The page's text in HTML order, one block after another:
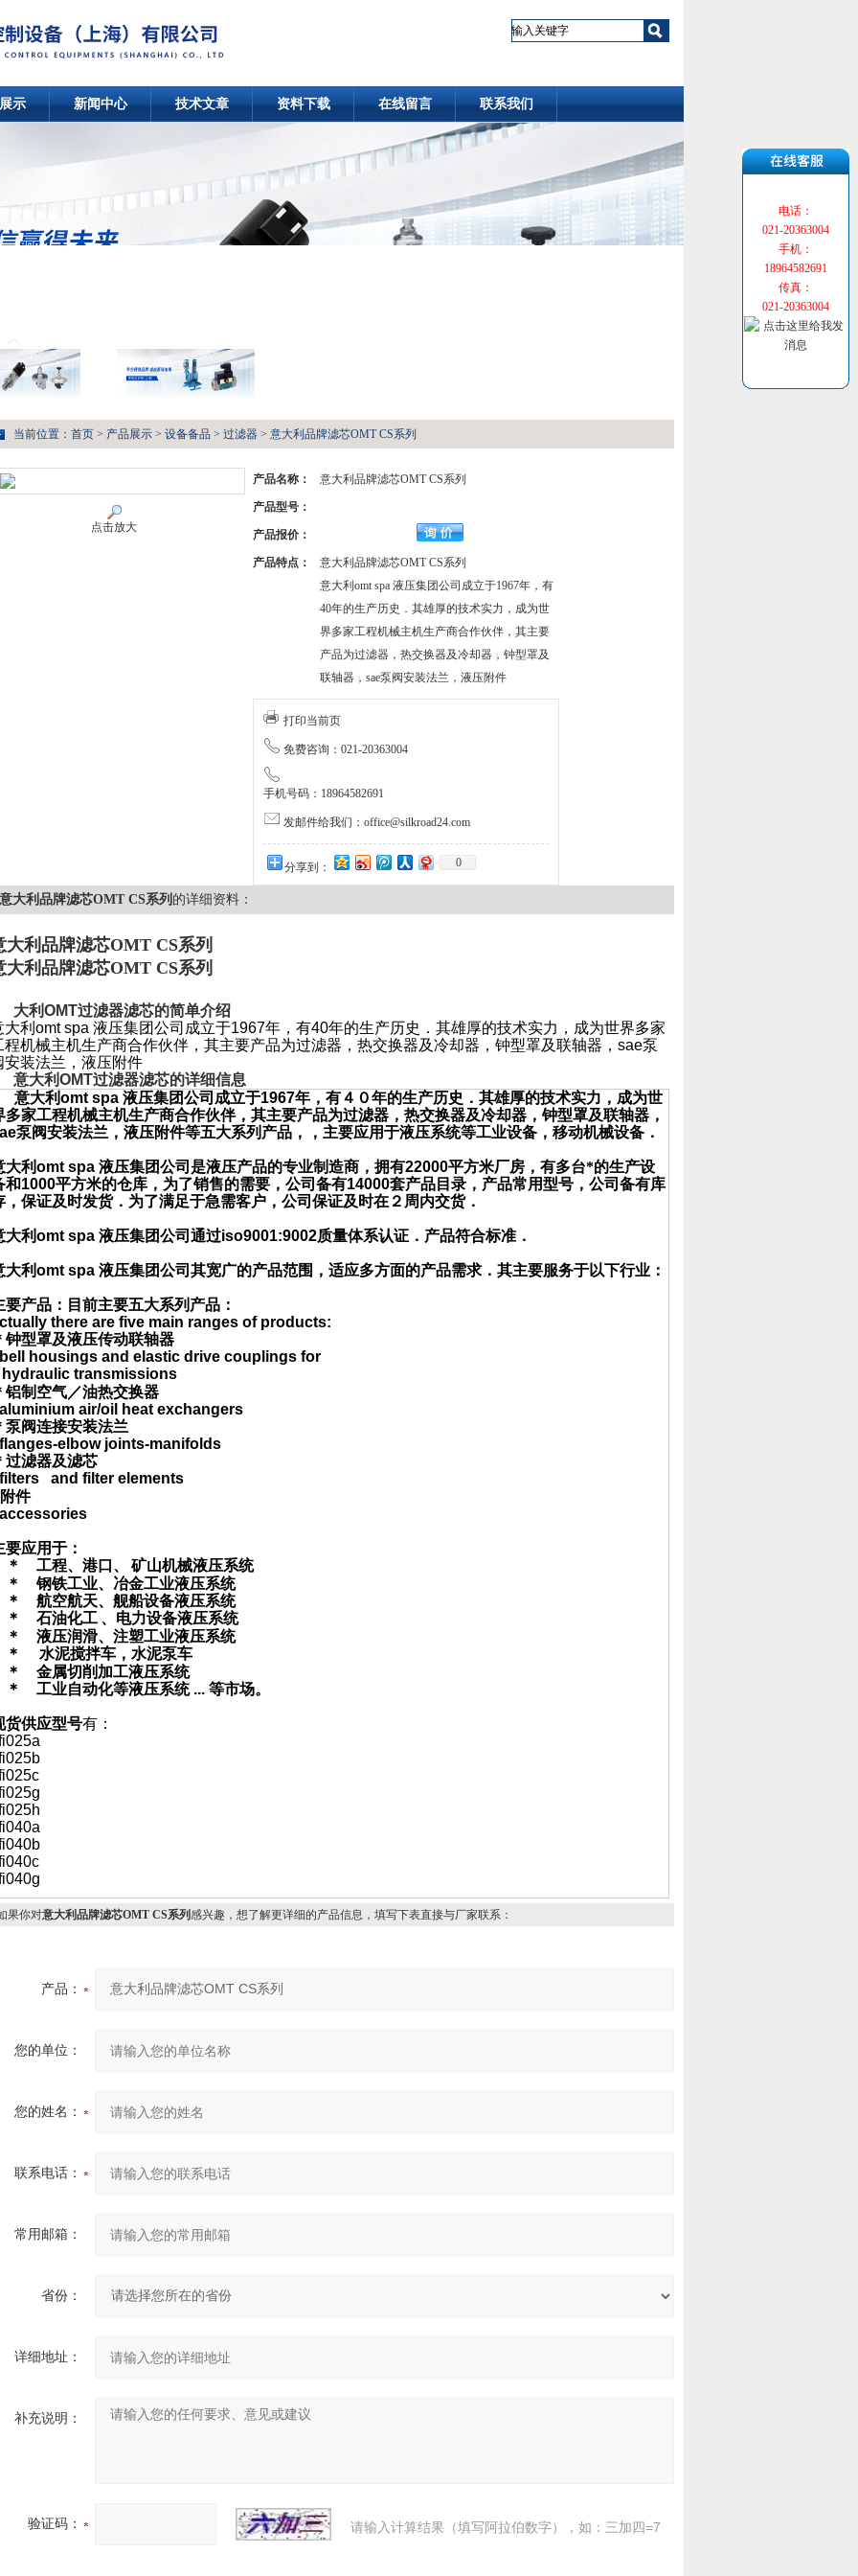
示 新闻中心 技术文章 资料下载 在线留言 联系我们
当前位置： 首页 > 产品展示 > 设备备品 > 过滤器 > 意大利品牌滤芯OMT CS系列
点击放大
产品名称： 意大利品牌滤芯OMT CS系列
产品型号：
产品报价：
产品特点：
意大利品牌滤芯OMT CS系列
意大利omt spa 液压集团公司成立于1967年，有
40年的生产历史．其雄厚的技术实力，成为世
界多家工程机械主机生产商合作伙伴，其主要
产品为过滤器，热交换器及冷却器，钟型罩及
联轴器，sae泵阀安装法兰，液压附件
打印当前页
免费咨询：021-20363004
手机号码：18964582691
发邮件给我们：office@silkroad24.com
分享到： 0
意大利品牌滤芯OMT CS系列 的详细资料：
大利品牌滤芯OMT CS系列
大利品牌滤芯OMT CS系列
大利OMT过滤器滤芯的简单介绍
大利 omt spa 液压集团公司成立于1967年，有40年的生产历史．其雄厚的技术实力，成为世界多家
程机械主机生产商合作伙伴，其主要产品为过滤器，热交换器及冷却器，钟型罩及联轴器， sae泵
安装法兰，液压附件
意大利OMT过滤器滤芯的详细信息
意大利omt spa 液压集团公司成立于1967年，有４０年的生产历史．其雄厚的技术实力，成为世
多家工程机械主机生产商合作伙伴，其主要产品为过滤器，热交换器及冷却器，钟型罩及联轴器，
泵阀安装法兰，液压附件等五大系列产品，，主要应用于液压系统等工业设备，移动机械设备．
大利omt spa 液压集团公司是液压产品的专业制造商，拥有22000平方米厂房，有多台*的生产设
和1000平方米的仓库，为了销售的需要，公司备有14000套产品目录，产品常用型号，公司备有库
，保证及时发货．为了满足于急需客户，公司保证及时在２周内交货．
大利omt spa 液压集团公司通过iso9001:9002质量体系认证．产品符合标准．
大利omt spa 液压集团公司其宽广的产品范围，适应多方面的产品需求．其主要服务于以下行业：
要产品：目前主要五大系列产品：
there are five main ranges of products:
钟型罩及液压传动联轴器
housings and elastic drive couplings for
hydraulic transmissions
铝制空气／油热交换器
air/oil heat exchangers
泵阀连接安装法兰
elbow joints-manifolds
过滤器及滤芯
and filter elements
附件
要应用于：
工程、港口、
矿山机械液压系统
钢铁工业、冶金工业液压系统
航空航天、舰船设备液压系统
石油化工 、电力设备液压系统
液压润滑、注塑工业液压系统
水泥搅拌车，水泥泵车
金属切削加工液压系统
工业自动化等液压系统... 等市场。
货供应型号有：
果你对意大利品牌滤芯OMT CS系列感兴趣，想了解更详细的产品信息，填写下表直接与厂家联系：
产品：
您的单位：
您的姓名：
联系电话：
常用邮箱：
省份：
详细地址：
补充说明：
验证码： 请输入计算结果（填写阿拉伯数字），如：三加四=7
电话：
021-20363004
手机：
18964582691
传真：
021-20363004